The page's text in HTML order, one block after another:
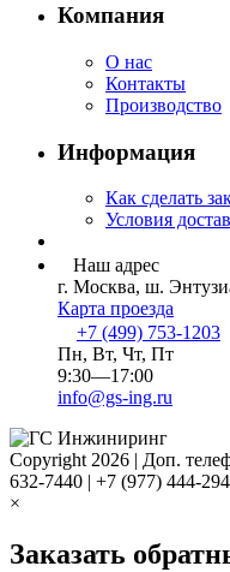
Компания
О нас
Контакты
Производство
Информация
Как сделать
Условия
Наш адрес
г. Москва, ш.
Карта проезда
+7 (499) 753-1203
Пн, Вт, Чт, Пт
9:30—17:00
info@gs-ing.ru
Copyright 2026 | Доп.
632-7440 | +7 (977) 444-
×
Заказать